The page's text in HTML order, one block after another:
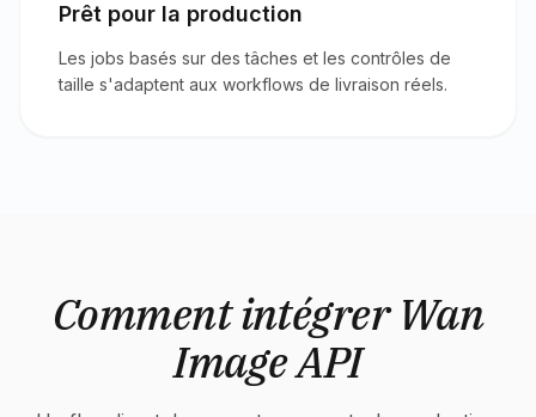
Prêt pour la production
Les jobs basés sur des tâches et les contrôles de
taille s'adaptent aux workflows de livraison réels.
Comment intégrer Wan
Image API